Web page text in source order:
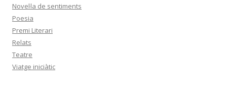
Novel·la de sentiments
Poesia
Premi Literari
Relats
Teatre
Viatge iniciàtic